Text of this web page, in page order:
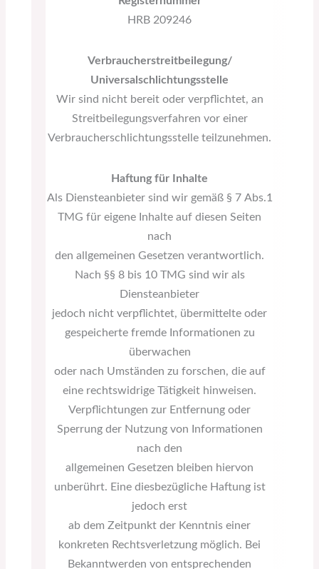
HRB 209246
Verbraucherstreitbeilegung/
Universalschlichtungsstelle
Wir sind nicht bereit oder verpflichtet, an
Streitbeilegungsverfahren vor einer
Verbraucherschlichtungsstelle teilzunehmen.
Haftung für Inhalte
Als Diensteanbieter sind wir gemäß § 7 Abs.1
TMG für eigene Inhalte auf diesen Seiten
nach
den allgemeinen Gesetzen verantwortlich.
Nach §§ 8 bis 10 TMG sind wir als
Diensteanbieter
jedoch nicht verpflichtet, übermittelte oder
gespeicherte fremde Informationen zu
überwachen
oder nach Umständen zu forschen, die auf
eine rechtswidrige Tätigkeit hinweisen.
Verpflichtungen zur Entfernung oder
Sperrung der Nutzung von Informationen
nach den
allgemeinen Gesetzen bleiben hiervon
unberührt. Eine diesbezügliche Haftung ist
jedoch erst
ab dem Zeitpunkt der Kenntnis einer
konkreten Rechtsverletzung möglich. Bei
Bekanntwerden von entsprechenden